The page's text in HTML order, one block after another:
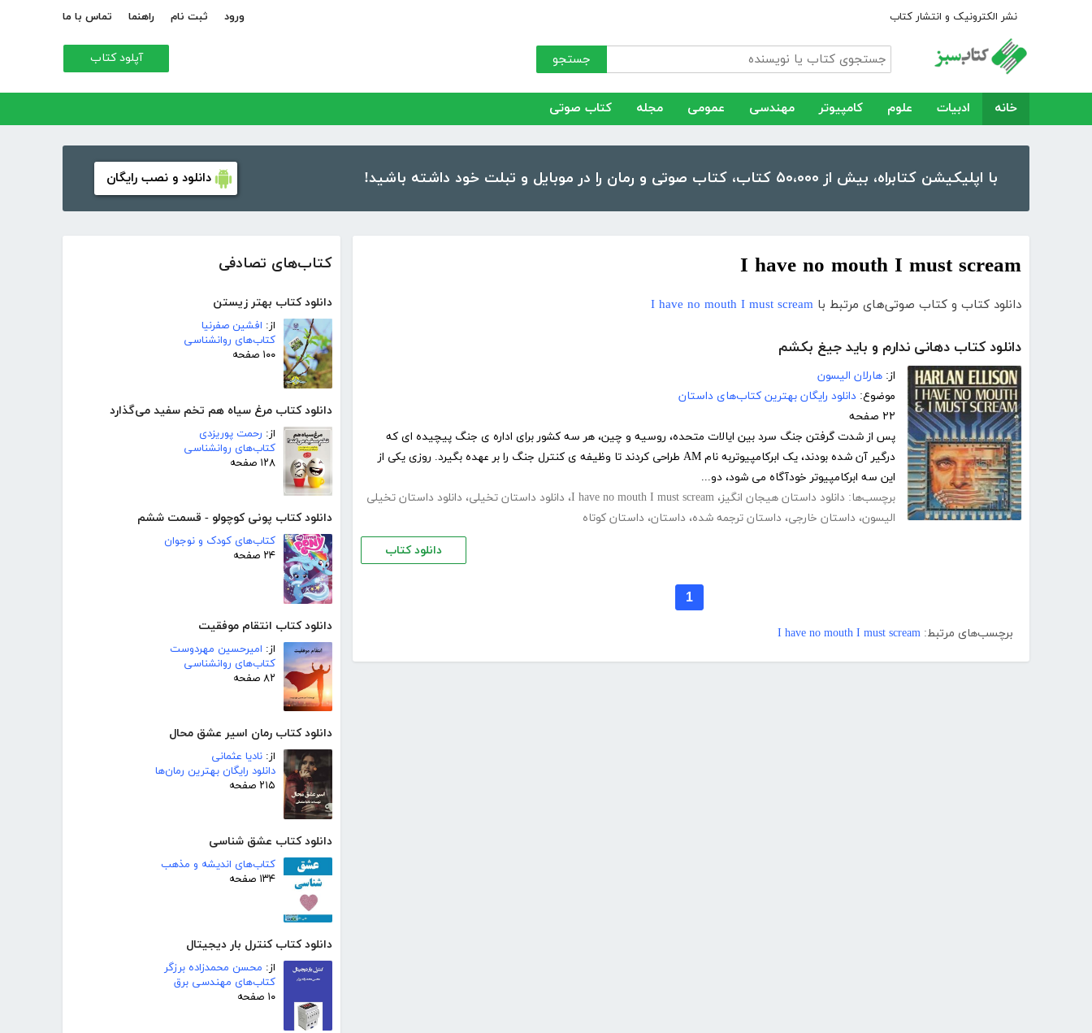
نشر الکترونیک و انتشار کتاب ورود ثبت نام راهنما تماس با ما
جستجو آپلود کتاب
خانه ادبیات علوم کامپیوتر مهندسی عمومی مجله کتاب صوتی
با اپلیکیشن کتابراه، بیش از ۵۰،۰۰۰ کتاب، کتاب صوتی و رمان را در موبایل و تبلت خود داشته باشید! دانلود و نصب رایگان
کتاب‌های تصادفی
دانلود کتاب بهتر زیستن
از: افشین صفرنیا
کتاب‌های روانشناسی
۱۰۰ صفحه
دانلود کتاب مرغ سیاه هم تخم سفید می‌گذارد
از: رحمت پوریزدی
کتاب‌های روانشناسی
۱۲۸ صفحه
دانلود کتاب پونی کوچولو - قسمت ششم
کتاب‌های کودک و نوجوان
۲۴ صفحه
دانلود کتاب انتقام موفقیت
از: امیرحسین مهردوست
کتاب‌های روانشناسی
۸۲ صفحه
دانلود کتاب رمان اسیر عشق محال
از: نادیا عثمانی
دانلود رایگان بهترین رمان‌ها
۲۱۵ صفحه
دانلود کتاب عشق شناسی
کتاب‌های اندیشه و مذهب
۱۳۴ صفحه
دانلود کتاب کنترل بار دیجیتال
از: محسن محمدزاده برزگر
کتاب‌های مهندسی برق
۱۰ صفحه
I have no mouth I must scream
دانلود کتاب و کتاب صوتی‌های مرتبط با I have no mouth I must scream
دانلود کتاب دهانی ندارم و باید جیغ بکشم
از: هارلان الیسون
موضوع: دانلود رایگان بهترین کتاب‌های داستان
۲۲ صفحه
پس از شدت گرفتن جنگ سرد بین ایالات متحده، روسیه و چین، هر سه کشور برای اداره ی جنگ پیچیده ای که
درگیر آن شده بودند، یک ابرکامپیوتربه نام AM طراحی کردند تا وظیفه ی کنترل جنگ را بر عهده بگیرد. روزی یکی از
این سه ابرکامپیوتر خودآگاه می شود، دو...
برچسب‌ها: دانلود داستان هیجان انگیز، I have no mouth I must scream، دانلود داستان تخیلی، دانلود داستان تخیلی
الیسون، داستان خارجی، داستان ترجمه شده، داستان، داستان کوتاه
دانلود کتاب
1
برچسب‌های مرتبط: I have no mouth I must scream